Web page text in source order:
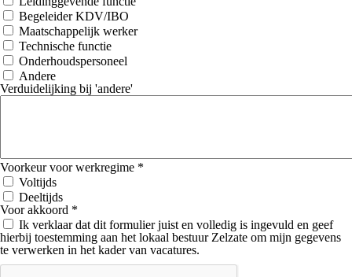
Begeleider KDV/IBO
Maatschappelijk werker
Technische functie
Onderhoudspersoneel
Andere
Verduidelijking bij 'andere'
Voorkeur voor werkregime *
Voltijds
Deeltijds
Voor akkoord *
Ik verklaar dat dit formulier juist en volledig is ingevuld en geef
hierbij toestemming aan het lokaal bestuur Zelzate om mijn gegevens
te verwerken in het kader van vacatures.